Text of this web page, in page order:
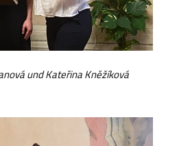
und Kateřina Kněžíková